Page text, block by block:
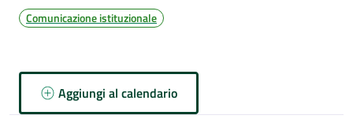
Comunicazione istituzionale
Aggiungi al calendario